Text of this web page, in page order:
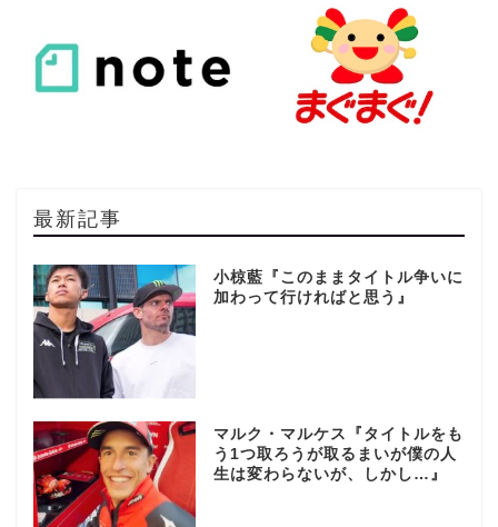
最新記事
小椋藍『このままタイトル争いに
加わって行ければと思う』
マルク・マルケス『タイトルをも
う1つ取ろうが取るまいが僕の人
生は変わらないが、しかし…』